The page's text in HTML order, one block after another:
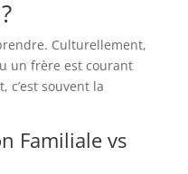
Culturellement,
un frère est courant
c’est souvent la
Familiale vs